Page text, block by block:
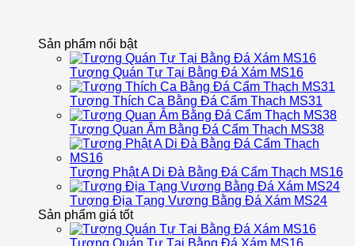
Sản phẩm nổi bật
Tượng Quán Tự Tại Bằng Đá Xám MS16
Tượng Thích Ca Bằng Đá Cẩm Thạch MS31
Tượng Quan Âm Bằng Đá Cẩm Thạch MS38
Tượng Phật A Di Đà Bằng Đá Cẩm Thạch MS16
Tượng Địa Tạng Vương Bằng Đá Xám MS24
Sản phẩm giá tốt
Tượng Quán Tự Tại Bằng Đá Xám MS16